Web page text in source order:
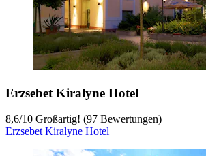
Erzsebet Kiralyne Hotel
8,6/10 Großartig! (97 Bewertungen)
Erzsebet Kiralyne Hotel